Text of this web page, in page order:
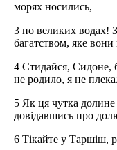
морях носились,
3 по великих водах!
багатством, яке
4 Стидайся, Сидоне,
не родило, я не
5 Як ця чутка
довідавшись про
6 Тікайте у Таршіш,